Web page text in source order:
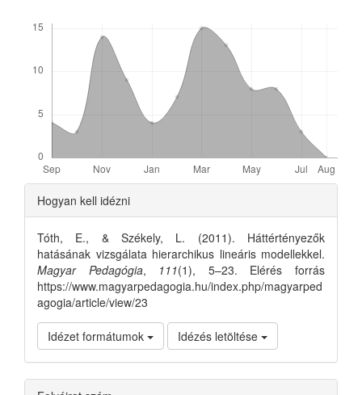
Article
Details
Hogyan kell idézni
Tóth, E., & Székely, L. (2011). Háttértényezők
hatásának vizsgálata hierarchikus lineáris modellekkel.
Magyar Pedagógia, 111(1), 5–23. Elérés forrás
https://www.magyarpedagogia.hu/index.php/magyarped
agogia/article/view/23
Idézet formátumok Idézés letöltése